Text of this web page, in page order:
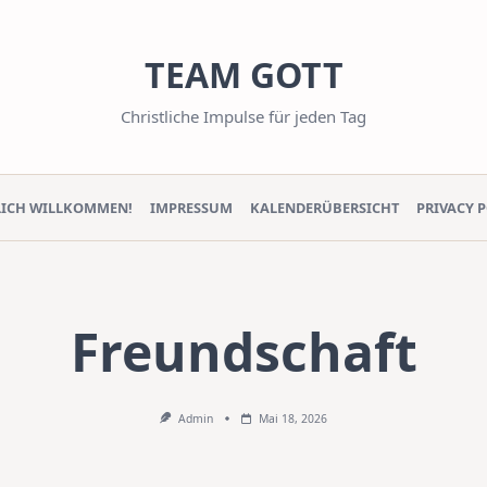
TEAM GOTT
Christliche Impulse für jeden Tag
WILLKOMMEN! IMPRESSUM KALENDERÜBERSICHT PRIVACY
Freundschaft
Admin Mai 18, 2026